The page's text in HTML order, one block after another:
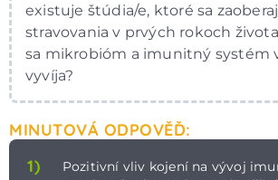
existuje štúdia/e, ktoré sa
stravovania v prvých rokoch
sa mikrobióm a imunitný systém
vyvíja?
MINUTOVÁ ODPOVĚĎ:
1)
Pozitivní vliv kojení na vývoj